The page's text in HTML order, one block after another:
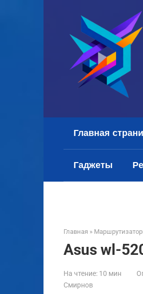
Главная
Гаджеты
Главная »
Asus wl-
На чтение: 10 мин
Смирнов